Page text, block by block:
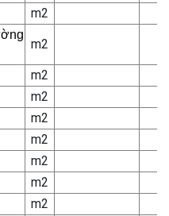
m2
m2
m2
m2
m2
m2
m2
m2
m2